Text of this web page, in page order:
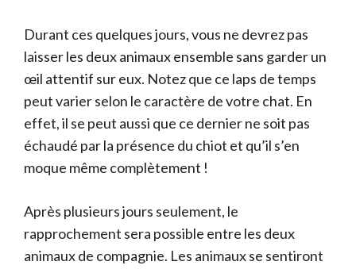
Durant ces quelques jours, vous ne devrez pas
laisser les deux animaux ensemble sans garder un
œil attentif sur eux. Notez que ce laps de temps
peut varier selon le caractère de votre chat. En
effet, il se peut aussi que ce dernier ne soit pas
échaudé par la présence du chiot et qu’il s’en
moque même complètement !
Après plusieurs jours seulement, le
rapprochement sera possible entre les deux
animaux de compagnie. Les animaux se sentiront